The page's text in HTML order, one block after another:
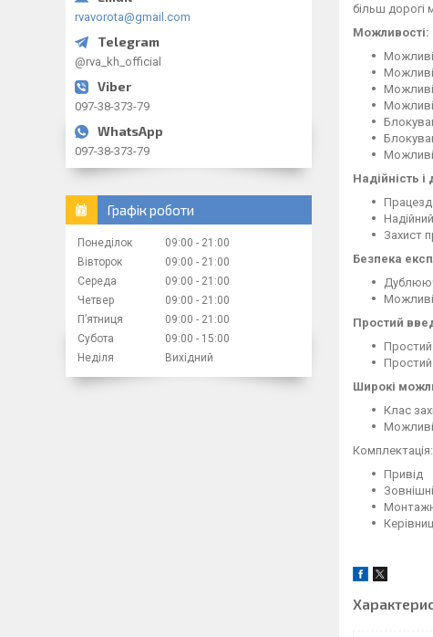
більш дорогі
Можливості:
Надійність і
Захист
Безпека
Простий
Простий
Простий
Широкі
Клас
Комплектація:
Привід
rvavorota@gmail.com
@rva_kh_official
097-38-373-79
097-38-373-79
Графік роботи
Понеділок 09:00
21:00
Вівторок
09:00
21:00
Середа
09:00
21:00
Четвер
09:00
21:00
Пʼятниця
09:00
21:00
Субота
09:00
15:00
Неділя
Вихідний